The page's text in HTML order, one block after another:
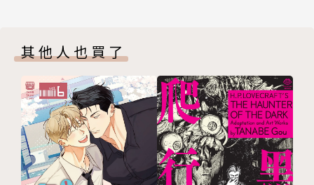
其他人也買了